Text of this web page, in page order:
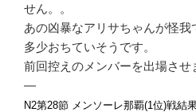
せん。。
あの凶暴なアリサちゃんが怪我
多少おちていそうです。
前回控えのメンバーを出場させ
—
N2第28節 メンソーレ那覇(1位)戦結